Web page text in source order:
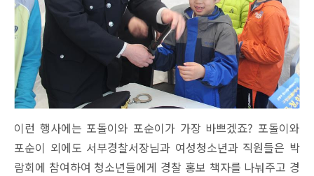
이런 행사에는 포돌이와 포순이가 가장 바쁘겠죠? 포돌이와
포순이 외에도 서부경찰서장님과 여성청소년과 직원들은 박
람회에 참여하여 청소년들에게 경찰 홍보 책자를 나눠주고 경